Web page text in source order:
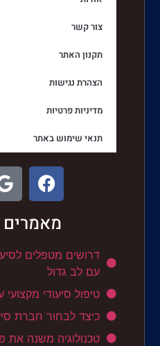
צור קשר
תקנון האתר
הצהרת נגישות
מדיניות פרטיות
תנאי שימוש באתר
מאמרים
דרושים מטפלים
עם לב גדול
טיפול סיעודי
כיצד לבחור חברת
טכנולוגיה משנה את